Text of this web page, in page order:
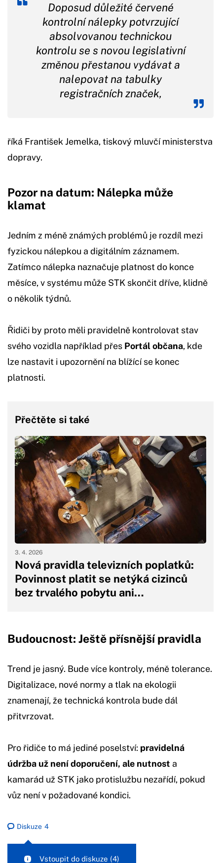
Doposud důležité červené
kontrolní nálepky potvrzující
absolvovanou technickou
kontrolu se s novou legislativní
změnou přestanou vydávat a
nalepovat na tabulky
registračních značek,
říká František Jemelka, tiskový mluvčí ministerstva
dopravy.
Pozor na datum: Nálepka může
klamat
Jedním z méně známých problémů je rozdíl mezi
fyzickou nálepkou a digitálním záznamem.
Zatímco nálepka naznačuje platnost do konce
měsíce, v systému může STK skončit dříve, klidně
o několik týdnů.
Řidiči by proto měli pravidelně kontrolovat stav
svého vozidla například přes Portál občana, kde
lze nastavit i upozornění na blížící se konec
platnosti.
Přečtěte si také
Nová pravidla televizních poplatků:
Povinnost platit se netýká cizinců
bez trvalého pobytu ani…
3. 4. 2026
Budoucnost: Ještě přísnější pravidla
Trend je jasný. Bude více kontroly, méně tolerance.
Digitalizace, nové normy a tlak na ekologii
znamenají, že technická kontrola bude dál
přitvrzovat.
Pro řidiče to má jediné poselství: pravidelná
údržba už není doporučení, ale nutnost a
kamarád už STK jako protislužbu nezařídí, pokud
vůz není v požadované kondici.
Diskuze 4
Vstoupit do diskuze (4)